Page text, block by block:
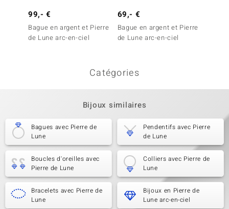
99,- €
Bague en argent et Pierre
de Lune arc-en-ciel
69,- €
Bague en argent et Pierre
de Lune arc-en-ciel
Catégories
Bijoux similaires
Bagues avec Pierre de
Lune
Pendentifs avec Pierre
de Lune
Boucles d'oreilles avec
Pierre de Lune
Colliers avec Pierre de
Lune
Bracelets avec Pierre de
Lune
Bijoux en Pierre de
Lune arc-en-ciel